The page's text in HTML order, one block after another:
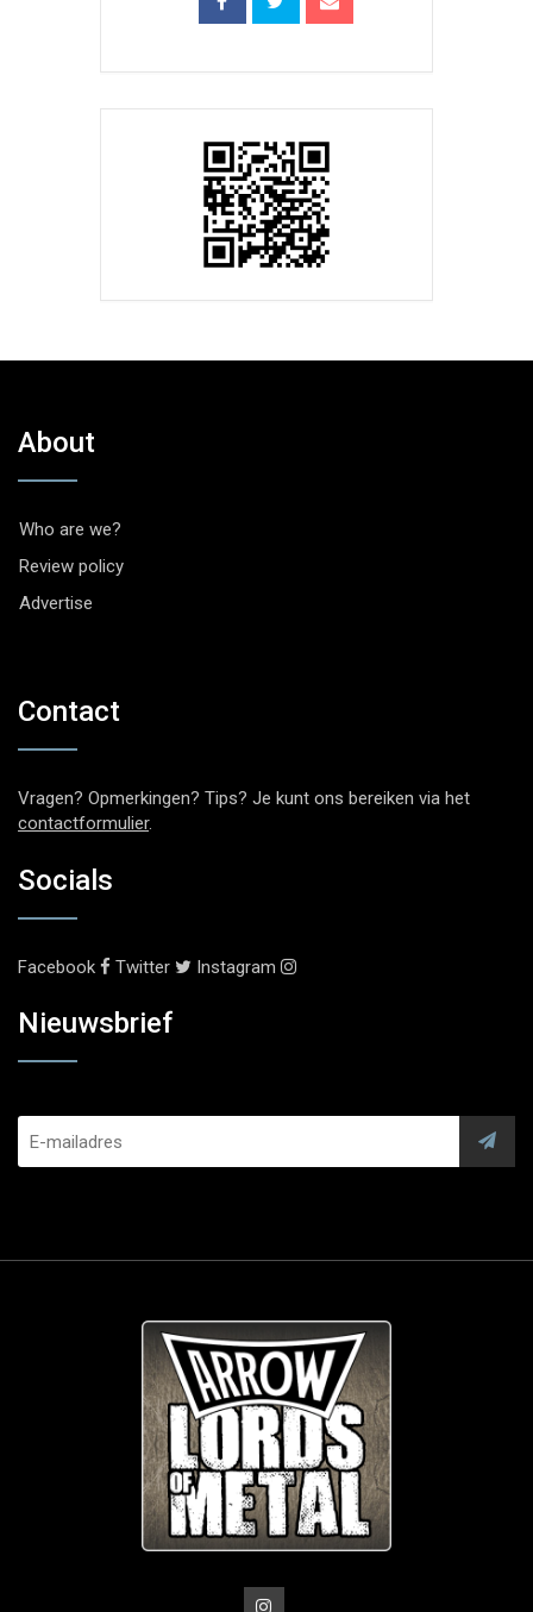
About
Who are we?
Review policy
Advertise
Contact
Vragen? Opmerkingen? Tips? Je kunt ons bereiken via het
contactformulier.
Socials
Facebook Twitter Instagram
Nieuwsbrief